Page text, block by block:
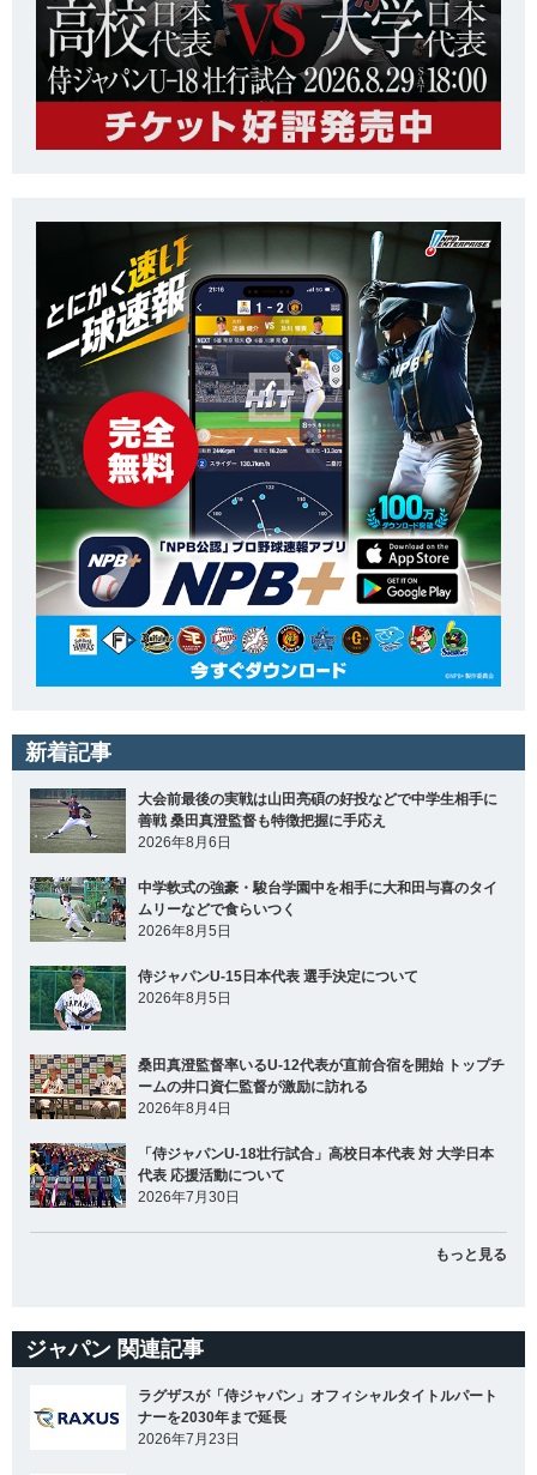
新着記事
大会前最後の実戦は山田亮碩の好投などで中学生相手に
善戦 桑田真澄監督も特徴把握に手応え
2026年8月6日
中学軟式の強豪・駿台学園中を相手に大和田与喜のタイ
ムリーなどで食らいつく
2026年8月5日
侍ジャパンU-15日本代表 選手決定について
2026年8月5日
桑田真澄監督率いるU-12代表が直前合宿を開始 トップチ
ームの井口資仁監督が激励に訪れる
2026年8月4日
「侍ジャパンU-18壮行試合」高校日本代表 対 大学日本
代表 応援活動について
2026年7月30日
もっと見る
ジャパン 関連記事
ラグザスが「侍ジャパン」オフィシャルタイトルパート
ナーを2030年まで延長
2026年7月23日